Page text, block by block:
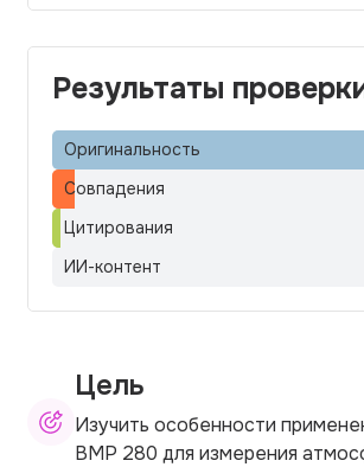
Результаты
Оригинальность
Совпадения
Цитирования
ИИ-контент
Цель
Изучить особенности
BMP 280 для измерения